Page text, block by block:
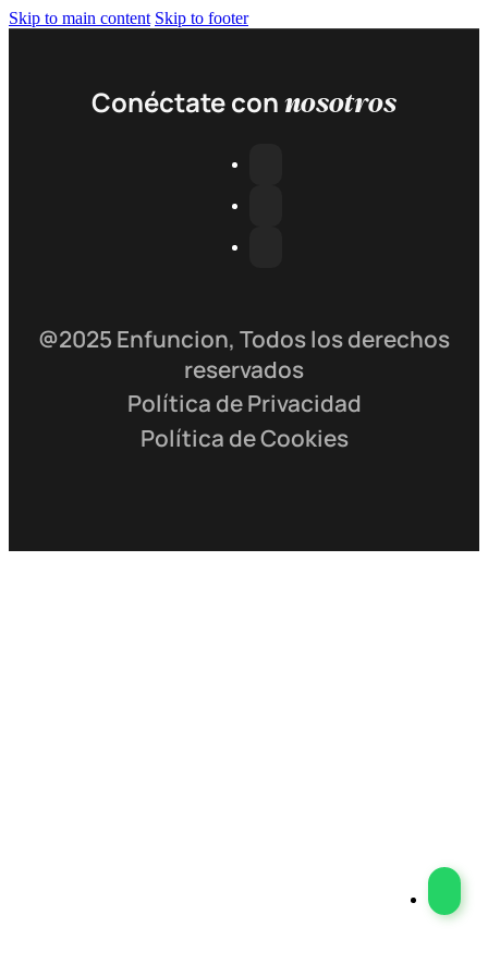
Skip to main content Skip to footer
Conéctate connosotros
@2025 Enfuncion, Todos los derechos
reservados
Política de Privacidad
Política de Cookies